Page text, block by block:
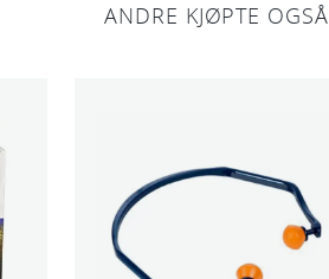
ANDRE KJØPTE OGSÅ